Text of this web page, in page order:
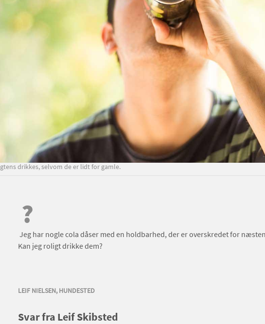
drikkes, selvom de er lidt for gamle.
?
Jeg har nogle cola dåser med en holdbarhed, der er overskredet for
Kan jeg roligt drikke dem?
LEIF NIELSEN, HUNDESTED
Svar fra Leif Skibsted